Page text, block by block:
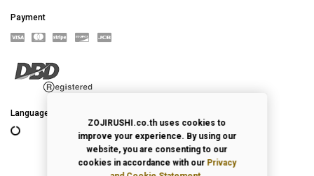
Payment
Language
ZOJIRUSHI.co.th uses cookies to
improve your experience. By using our
website, you are consenting to our
cookies in accordance with our Privacy